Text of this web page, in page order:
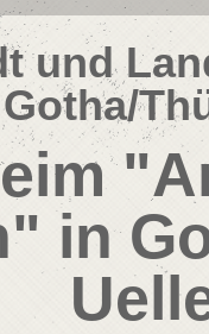
und
Gotha/
in